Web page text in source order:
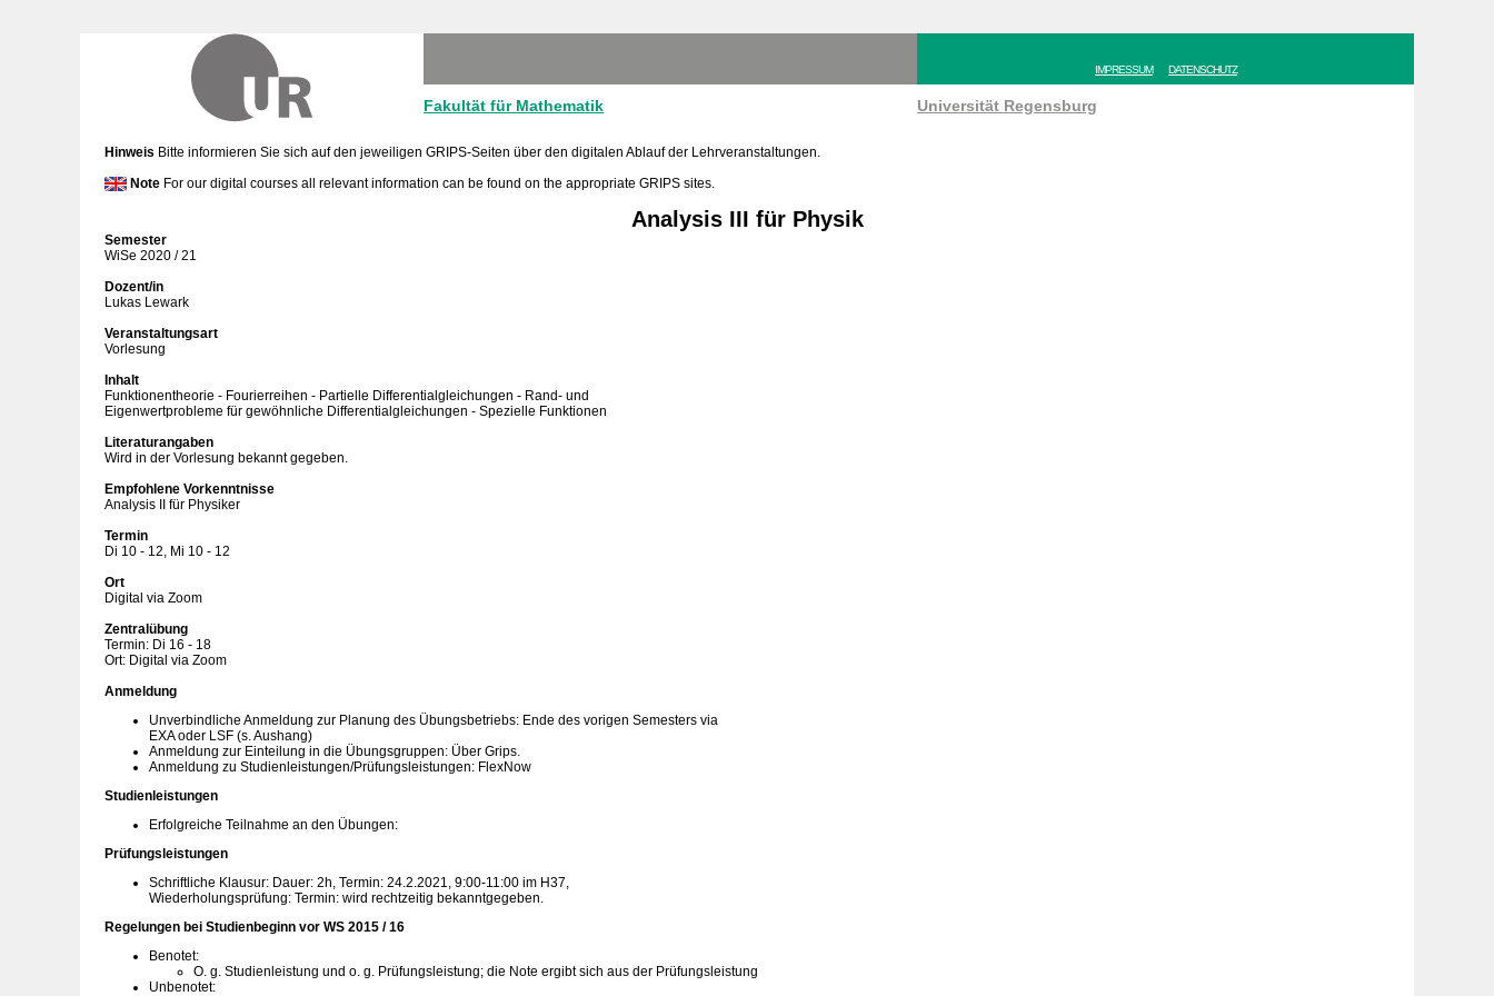
IMPRESSUM DATENSCHUTZ
Fakultät für Mathematik Universität Regensburg
Hinweis Bitte informieren Sie sich auf den jeweiligen GRIPS-Seiten über den digitalen Ablauf der Lehrveranstaltungen.
Note For our digital courses all relevant information can be found on the appropriate GRIPS sites.
Analysis III für Physik
Semester
WiSe 2020 / 21
Dozent/in
Lukas Lewark
Veranstaltungsart
Vorlesung
Inhalt
Funktionentheorie - Fourierreihen - Partielle Differentialgleichungen - Rand- und
Eigenwertprobleme für gewöhnliche Differentialgleichungen - Spezielle Funktionen
Literaturangaben
Wird in der Vorlesung bekannt gegeben.
Empfohlene Vorkenntnisse
Analysis II für Physiker
Termin
Di 10 - 12, Mi 10 - 12
Ort
Digital via Zoom
Zentralübung
Termin: Di 16 - 18
Ort: Digital via Zoom
Anmeldung
Unverbindliche Anmeldung zur Planung des Übungsbetriebs: Ende des vorigen Semesters via
EXA oder LSF (s. Aushang)
Anmeldung zur Einteilung in die Übungsgruppen: Über Grips.
Anmeldung zu Studienleistungen/Prüfungsleistungen: FlexNow
Studienleistungen
Erfolgreiche Teilnahme an den Übungen:
Prüfungsleistungen
Schriftliche Klausur: Dauer: 2h, Termin: 24.2.2021, 9:00-11:00 im H37,
Wiederholungsprüfung: Termin: wird rechtzeitig bekanntgegeben.
Regelungen bei Studienbeginn vor WS 2015 / 16
Benotet:
O. g. Studienleistung und o. g. Prüfungsleistung; die Note ergibt sich aus der Prüfungsleistung
Unbenotet: